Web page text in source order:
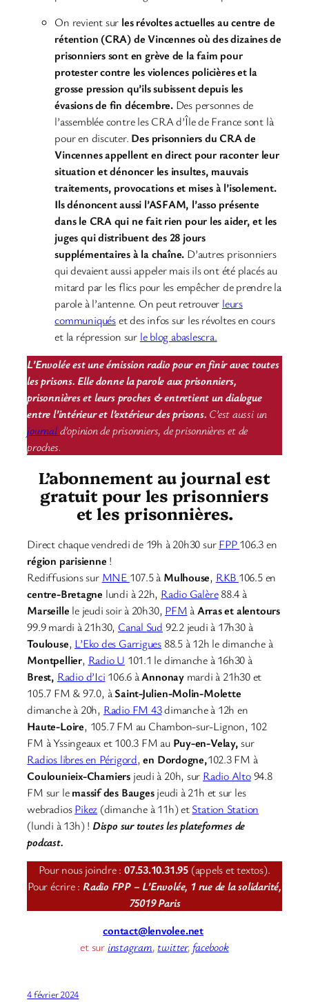
On revient sur les révoltes actuelles au centre de
rétention (CRA) de Vincennes où des dizaines de
prisonniers sont en grève de la faim pour
protester contre les violences policières et la
grosse pression qu’ils subissent depuis les
évasions de fin décembre.Des personnes de
l’assemblée contre les CRA d’Île de France sont là
pour en discuter. Des prisonniers du CRA de
Vincennes appellent en direct pour raconter leur
situation et dénoncer les insultes, mauvais
traitements, provocations et mises à l’isolement.
Ils dénoncent aussi l’ASFAM, l’asso présente
dans le CRA qui ne fait rien pour les aider, et les
juges qui distribuent des 28 jours
supplémentaires à la chaîne. D’autres prisonniers
qui devaient aussi appeler mais ils ont été placés au
mitard par les flics pour les empêcher de prendre la
parole à l’antenne. On peut retrouver leurs
communiquéset des infos sur les révoltes en cours
et la répression sur le blog abaslescra.
L’Envolée est une émission radio pour en finir avec toutes
les prisons. Elle donne la parole aux prisonniers,
prisonnières et leurs proches & entretient un dialogue
entre l’intérieur et l’extérieur des prisons. C’est aussi un
journald’opinion de prisonniers, de prisonnières et de
proches.
L’abonnement au journal est
gratuit pour les prisonniers
et les prisonnières.
Direct chaque vendredi de 19h à 20h30 surFPP106.3 en
région parisienne !
Rediffusions sur MNE 107.5 à Mulhouse, RKB 106.5 en
centre-Bretagne lundi à 22h, Radio Galère88.4 à
Marseille le jeudi soir à 20h30, PFMàArras et alentours
99.9 mardi à 21h30, Canal Sud 92.2 jeudi à 17h30 à
Toulouse, L’Eko des Garrigues 88.5 à 12h le dimanche à
Montpellier, Radio U 101.1 le dimanche à 16h30 à
Brest, Radio d’Ici 106.6 àAnnonay mardi à 21h30 et
105.7 FM & 97.0, àSaint-Julien-Molin-Molette
dimanche à 20h, Radio FM 43dimanche à 12h en
Haute-Loire, 105.7 FM au Chambon-sur-Lignon, 102
FM à Yssingeaux et 100.3 FM au Puy-en-Velay,sur
Radios libres en Périgord, en Dordogne,102.3 FM à
Coulounieix-Chamiers jeudi à 20h, sur Radio Alto94.8
FM sur lemassif des Baugesjeudi à 21h et sur les
webradiosPikez (dimanche à 11h) etStation Station
(lundi à 13h) ! Dispo sur toutes les plateformes de
podcast.
Pour nous joindre : 07.53.10.31.95 (appels et textos).
Pour écrire : Radio FPP – L’Envolée, 1 rue de la solidarité,
75019 Paris
contact@lenvolee.net
et sur instagram, twitter, facebook
4 février 2024